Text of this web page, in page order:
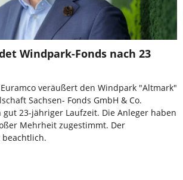
Windpark-Fonds nach 23
veräußert den Windpark "Altmark"
Sachsen- Fonds GmbH & Co.
gut 23-jähriger Laufzeit. Die Anleger haben
Mehrheit zugestimmt. Der
beachtlich.